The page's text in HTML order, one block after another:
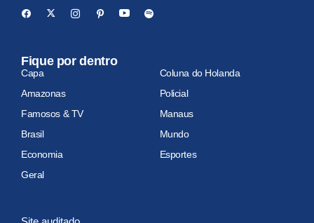
Fique por dentro
Capa
Coluna do Holanda
Amazonas
Policial
Famosos & TV
Manaus
Brasil
Mundo
Economia
Esportes
Geral